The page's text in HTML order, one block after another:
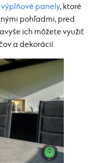
panely, ktoré
pohľadmi, pred
ich môžete využiť
a dekorácií.